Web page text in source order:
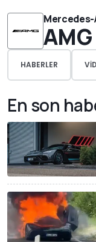
Mercedes-
HABERLER
En son